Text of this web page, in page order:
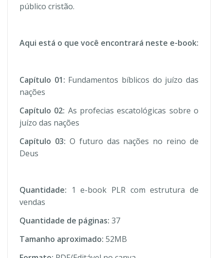
público cristão.
Aqui está o que você encontrará neste e-book:
Capítulo 01: Fundamentos bíblicos do juízo das
nações
Capítulo 02: As profecias escatológicas sobre o
juízo das nações
Capítulo 03: O futuro das nações no reino de
Deus
Quantidade: 1 e-book PLR com estrutura de
vendas
Quantidade de páginas: 37
Tamanho aproximado: 52MB